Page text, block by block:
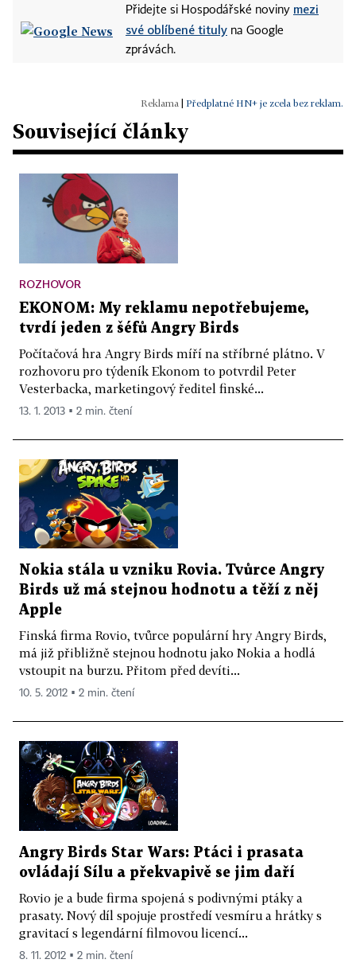
Přidejte si Hospodářské noviny mezi
své oblíbené tituly na Google
zprávách.
Předplatné HN+ je zcela bez reklam.
Související články
ROZHOVOR
EKONOM: My reklamu nepotřebujeme,
tvrdí jeden z šéfů Angry Birds
Počítačová hra Angry Birds míří na stříbrné plátno. V
rozhovoru pro týdeník Ekonom to potvrdil Peter
Vesterbacka, marketingový ředitel finské...
13. 1. 2013 ▪ 2 min. čtení
Nokia stála u vzniku Rovia. Tvůrce Angry
Birds už má stejnou hodnotu a těží z něj
Apple
Finská firma Rovio, tvůrce populární hry Angry Birds,
má již přibližně stejnou hodnotu jako Nokia a hodlá
vstoupit na burzu. Přitom před devíti...
10. 5. 2012 ▪ 2 min. čtení
Angry Birds Star Wars: Ptáci i prasata
ovládají Sílu a překvapivě se jim daří
Rovio je a bude firma spojená s podivnými ptáky a
prasaty. Nový díl spojuje prostředí vesmíru a hrátky s
gravitací s legendární filmovou licencí...
8. 11. 2012 ▪ 2 min. čtení